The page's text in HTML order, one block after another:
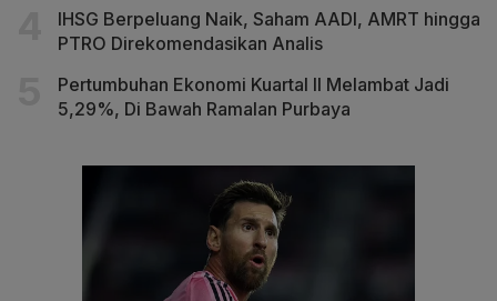
IHSG Berpeluang Naik, Saham AADI, AMRT hingga
PTRO Direkomendasikan Analis
Pertumbuhan Ekonomi Kuartal II Melambat Jadi
5,29%, Di Bawah Ramalan Purbaya